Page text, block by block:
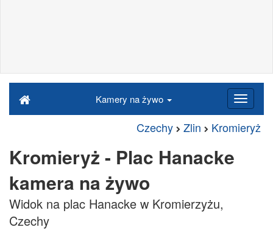
Kamery na żywo
Czechy Zlin Kromieryż
Kromieryż - Plac Hanacke
kamera na żywo
Widok na plac Hanacke w Kromierzyżu,
Czechy